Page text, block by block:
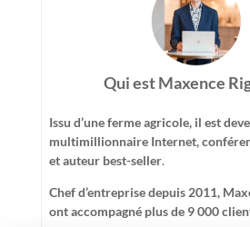
Qui est Maxence
Issu d’une ferme agricole, il est
multimillionnaire Internet,
et auteur best-seller.
Chef d’entreprise depuis 2011,
ont accompagné plus de 9 000